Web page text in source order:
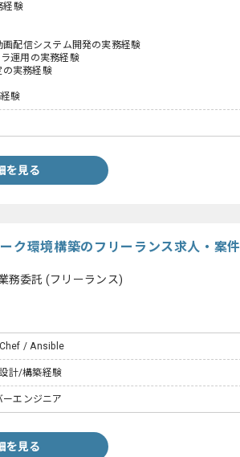
経験
画配信システム開発の実務経験
運用の実務経験
の実務経験
験
を見る
ク環境構築のフリーランス求人・案件
務委託 (フリーランス)
/ Ansible
計/構築経験
エンジニア
を見る